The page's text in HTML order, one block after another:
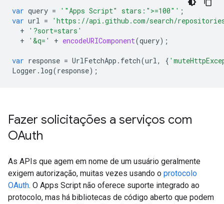
var query = '"Apps Script" stars:">=100"' ;
var url =
'https://api.github.com/search/
+
'?sort=stars'
+
'&q=' + encodeURIComponent(query);
var response = UrlFetchApp . fetch(url, {
Logger . log(response);
Fazer solicitações a serviços com
OAuth
As APIs que agem em nome de um usuário geralmente
exigem autorização, muitas vezes usando o protocolo
OAuth. O Apps Script não oferece suporte integrado ao
protocolo, mas há bibliotecas de código aberto que podem